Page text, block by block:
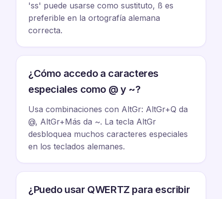
'ss' puede usarse como sustituto, ß es
preferible en la ortografía alemana
correcta.
¿Cómo accedo a caracteres
especiales como @ y ~?
Usa combinaciones con AltGr: AltGr+Q da
@, AltGr+Más da ~. La tecla AltGr
desbloquea muchos caracteres especiales
en los teclados alemanes.
¿Puedo usar QWERTZ para escribir